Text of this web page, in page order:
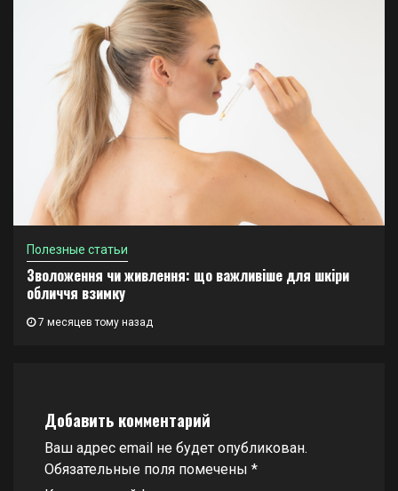
Полезные статьи
Зволоження чи живлення: що важливіше для шкіри
обличчя взимку
7 месяцев тому назад
Добавить комментарий
Ваш адрес email не будет опубликован.
Обязательные поля помечены *